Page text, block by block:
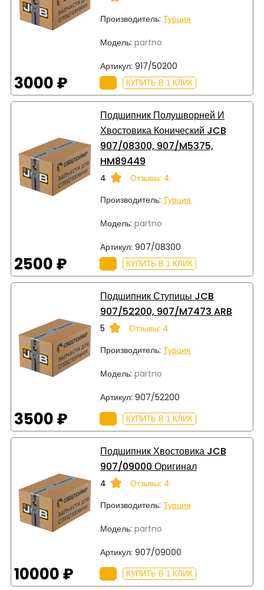
Производитель: Турция
Модель: partno
Артикул: 917/50200
3000 ₽ КУПИТЬ В 1 КЛИК
Подшипник Полушворней И
Хвостовика Конический JCB
907/08300, 907/M5375,
HM89449
4
Отзывы: 4
Производитель: Турция
Модель: partno
Артикул: 907/08300
2500 ₽ КУПИТЬ В 1 КЛИК
Подшипник Ступицы JCB
907/52200, 907/M7473 ARB
5
Отзывы: 4
Производитель: Турция
Модель: partno
Артикул: 907/52200
3500 ₽ КУПИТЬ В 1 КЛИК
Подшипник Хвостовика JCB
907/09000 Оригинал
4
Отзывы: 4
Производитель: Турция
Модель: partno
Артикул: 907/09000
10000 ₽ КУПИТЬ В 1 КЛИК